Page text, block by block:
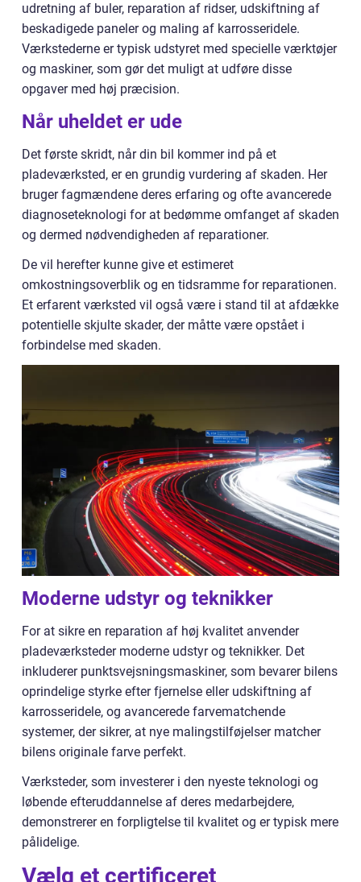
udretning af buler, reparation af ridser, udskiftning af
beskadigede paneler og maling af karrosseridele.
Værkstederne er typisk udstyret med specielle værktøjer
og maskiner, som gør det muligt at udføre disse
opgaver med høj præcision.
Når uheldet er ude
Det første skridt, når din bil kommer ind på et
pladeværksted, er en grundig vurdering af skaden. Her
bruger fagmændene deres erfaring og ofte avancerede
diagnoseteknologi for at bedømme omfanget af skaden
og dermed nødvendigheden af reparationer.
De vil herefter kunne give et estimeret
omkostningsoverblik og en tidsramme for reparationen.
Et erfarent værksted vil også være i stand til at afdække
potentielle skjulte skader, der måtte være opstået i
forbindelse med skaden.
Moderne udstyr og teknikker
For at sikre en reparation af høj kvalitet anvender
pladeværksteder moderne udstyr og teknikker. Det
inkluderer punktsvejsningsmaskiner, som bevarer bilens
oprindelige styrke efter fjernelse eller udskiftning af
karrosseridele, og avancerede farvematchende
systemer, der sikrer, at nye malingstilføjelser matcher
bilens originale farve perfekt.
Værksteder, som investerer i den nyeste teknologi og
løbende efteruddannelse af deres medarbejdere,
demonstrerer en forpligtelse til kvalitet og er typisk mere
pålidelige.
Vælg et certificeret